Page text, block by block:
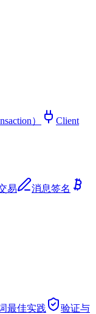
）
Client
易
消息签名
最佳实践
验证与